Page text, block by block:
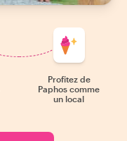
Profitez de
Paphos comme
un local